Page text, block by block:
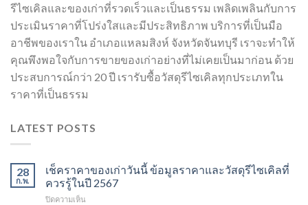
รีไซเคิลและของเก่าที่รวดเร็วและเป็นธรรม เพลิดเพลินกับการ
ประเมินราคาที่โปร่งใสและมีประสิทธิภาพ บริการที่เป็นมือ
อาชีพของเราใน อำเภอแหลมสิงห์ จังหวัดจันทบุรี เราจะทำให้
คุณพึงพอใจกับการขายของเก่าอย่างที่ไม่เคยเป็นมาก่อน ด้วย
ประสบการณ์กว่า 20 ปี เรารับซื้อวัสดุรีไซเคิลทุกประเภทใน
ราคาที่เป็นธรรม
LATEST POSTS
28
ก.พ.
เช็คราคาของเก่าวันนี้ ข้อมูลราคาและวัสดุรีไซเคิลที่
ควรรู้ในปี 2567
ปิดความเห็น